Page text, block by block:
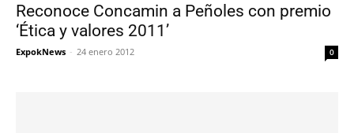
Reconoce Concamin a Peñoles con premio
‘Ética y valores 2011’
ExpokNews - 24 enero 2012 0